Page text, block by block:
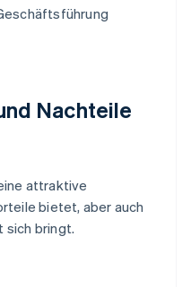
Nachteile
attraktive
bietet, aber auch
sich bringt.